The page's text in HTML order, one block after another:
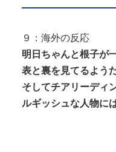
９：海外の反応
明日ちゃんと根子が
表と裏を見てるよう
そしてチアリーディ
ルギッシュな人物に